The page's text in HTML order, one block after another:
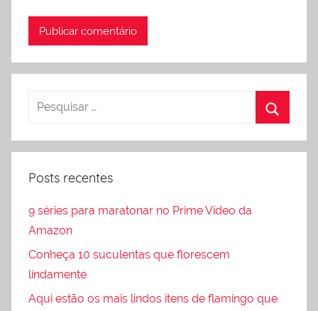
Posts recentes
9 séries para maratonar no Prime Video da
Amazon
Conheça 10 suculentas que florescem
lindamente
Aqui estão os mais lindos itens de flamingo que